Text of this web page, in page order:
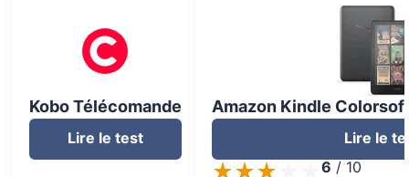
Kobo Télécomande
Lire le test
Amazon Kindle
Lire le
6 / 10